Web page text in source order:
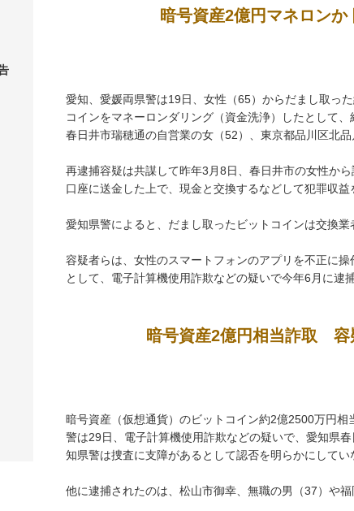
暗号資産2億円マネロン
愛知、愛媛両県警は19日、女性（65）からだまし取っ
コインをマネーロンダリング（資金洗浄）したとして
春日井市瑞穂通の自営業の女（52）、東京都品川区北
再逮捕容疑は共謀して昨年3月8日、春日井市の女性か
口座に送金した上で、現金と交換するなどして犯罪収益
愛知県警によると、だまし取ったビットコインは交換業
容疑者らは、女性のスマートフォンのアプリを不正に
として、電子計算機使用詐欺などの疑いで今年6月に逮
暗号資産2億円相当詐取
暗号資産（仮想通貨）のビットコイン約2億2500万円
警は29日、電子計算機使用詐欺などの疑いで、愛知県
知県警は捜査に支障があるとして認否を明らかにしてい
他に逮捕されたのは、松山市御幸、無職の男（37）や